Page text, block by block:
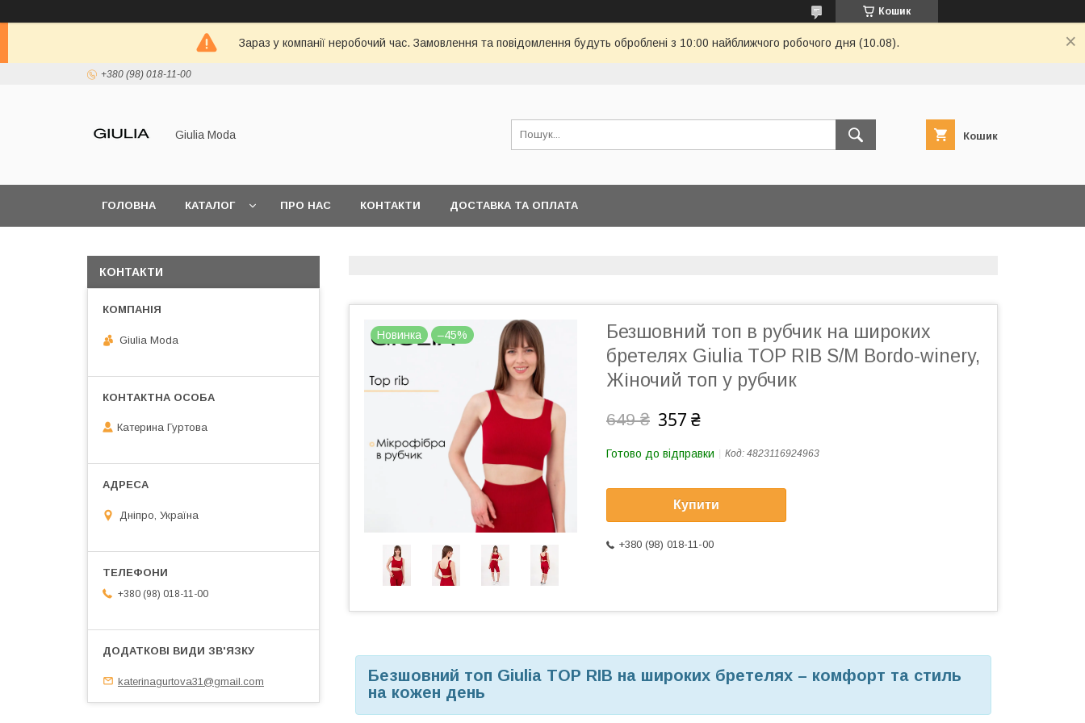
Кошик
Зараз у компанії неробочий час. Замовлення та повідомлення будуть оброблені з 10:00 найближчого робочого дня (10.08).
+380 (98) 018-11-00
Giulia Moda Кошик
ГОЛОВНА КАТАЛОГ ПРО НАС КОНТАКТИ ДОСТАВКА ТА ОПЛАТА
Новинка –45%
Безшовний топ в рубчик на широких
бретелях Giulia TOP RIB S/M Bordo-winery,
Жіночий топ у рубчик
649 ₴ 357 ₴
Готово до відправки Код: 4823116924963
Купити
+380 (98) 018-11-00
Безшовний топ Giulia TOP RIB на широких бретелях – комфорт та стиль
на кожен день
КОНТАКТИ
Giulia Moda
Катерина Гуртова
Дніпро, Україна
+380 (98) 018-11-00
katerinagurtova31@gmail.com